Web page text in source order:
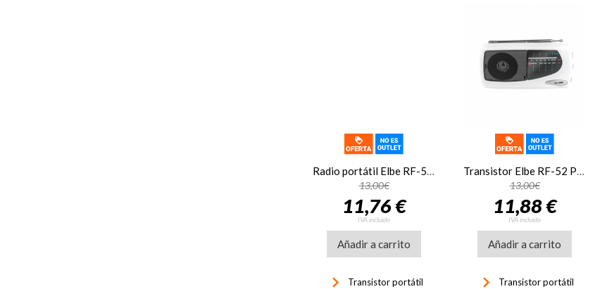
Radio portátil Elbe RF-55, FM/AM, altavoz incorporado, antena telescópica, salida auriculares, negro
13,00€
11,76 €
IVA incluido
Añadir a carrito
keyboard_arrow_right Transistor portátil
Transistor Elbe RF-52 Portátil ALTAVOZ blanco
13,00€
11,88 €
IVA incluido
Añadir a carrito
keyboard_arrow_right Transistor portátil